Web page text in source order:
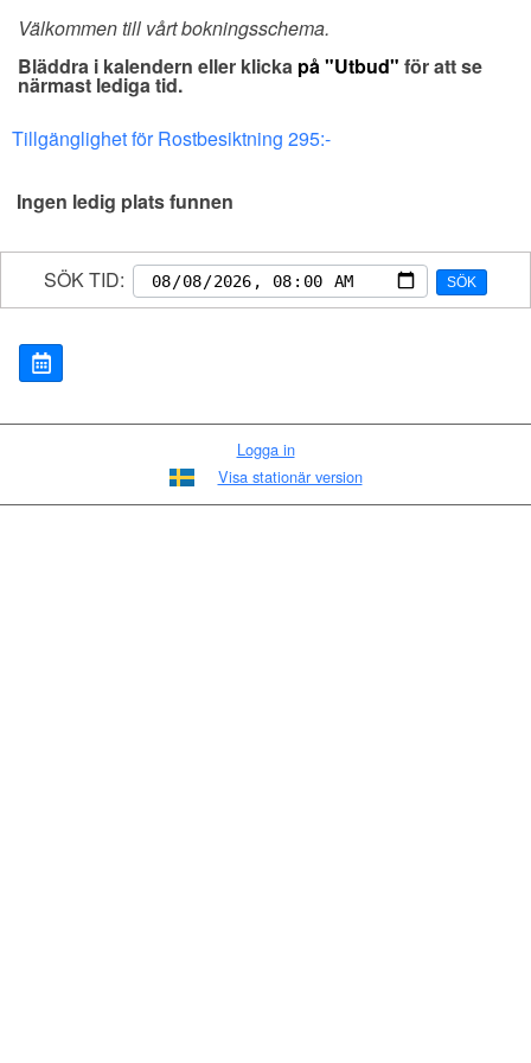
Välkommen till vårt bokningsschema.
Bläddra i kalendern eller klicka på "Utbud" för att se
närmast lediga tid.
Tillgänglighet för Rostbesiktning 295:-
Ingen ledig plats funnen
SÖK TID: SÖK
Logga in
Visa stationär version